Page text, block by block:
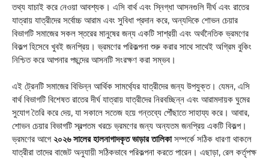
তথ্য যাচাই করে নেওয়া আবশ্যক। এসি বার্থ এবং স্নিগ্ধা আসনগুলি দীর্ঘ এবং রাতের
যাত্রায় যাত্রীদের সর্বোচ্চ আরাম এবং সুবিধা প্রদান করে, অন্যদিকে শোভন চেয়ার
বিভাগটি সমাজের সকল স্তরের মানুষের জন্য একটি সাশ্রয়ী এবং অর্থনৈতিক ভ্রমণের
বিকল্প হিসেবে খুবই জনপ্রিয়। ভ্রমণের পরিকল্পনা শুরু করার সাথে সাথেই অগ্রিম বুকিং
নিশ্চিত করে আপনার পছন্দের আসনটি সংরক্ষণ করা সম্ভব।
এই ট্রেনটি সমাজের বিভিন্ন আর্থিক সামর্থ্যের যাত্রীদের জন্য উপযুক্ত। যেমন, এসি
বার্থ বিভাগটি বিশেষত রাতের দীর্ঘ যাত্রায় যাত্রীদের নিরবচ্ছিন্ন এবং আরামদায়ক ঘুমের
সুযোগ তৈরি করে দেয়, যা সকালে সতেজ হয়ে গন্তব্যে পৌঁছাতে সাহায্য করে। আবার,
শোভন চেয়ার বিভাগটি স্বল্পতম খরচে ভ্রমণের জন্য অন্যতম জনপ্রিয় একটি বিকল্প।
ভ্রমণের আগে ২০২৬ সালের হালনাগাদকৃত ভাড়ার তালিকাসম্পর্কে সঠিক ধারণা থাকলে
যাত্রীরা তাদের বাজেট অনুযায়ী সঠিকভাবে পরিকল্পনা করতে পারেন। এছাড়া, রেল কর্তৃপক্ষ